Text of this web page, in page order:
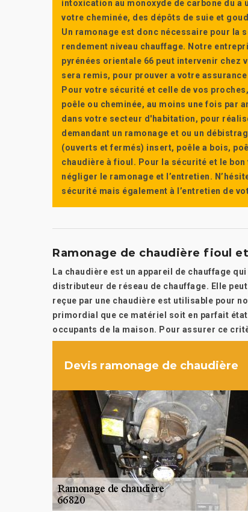
intoxication au monoxyde de carbone du a
votre cheminée, des dépôts de suie et
Un ramonage est donc nécessaire pour la
rendement niveau chauffage. Notre
pyrénées orientale 66 peut intervenir chez
sera remis, pour prouver a votre
Pour votre sécurité et celle de vos
poêle ou cheminée, au moins une fois par
dans votre secteur d'habitation, pour
demandant un ramonage et ou un
(ouverts et fermés) insert, poêle a bois,
chaudière à fioul. Pour la sécurité et le
négliger le ramonage et l’entretien.
sécurité mais également à l’entretien de
Ramonage de chaudière fioul
La chaudière est un appareil de chauffage
distributeur de réseau de chauffage. Elle
reçue par une chaudière est utilisable pour
primordial que ce matériel soit en parfait
occupants de la maison. Pour assurer ce
Devis ramonage de chaudière